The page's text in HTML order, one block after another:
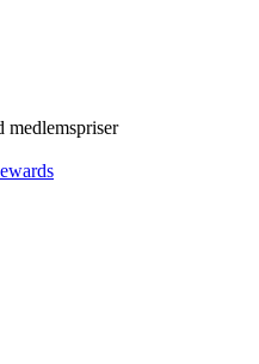
medlemspriser